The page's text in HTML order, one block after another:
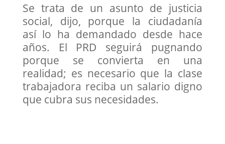
Se trata de un asunto de justicia
social, dijo, porque la ciudadanía
así lo ha demandado desde hace
años. El PRD seguirá pugnando
porque se convierta en una
realidad; es necesario que la clase
trabajadora reciba un salario digno
que cubra sus necesidades.